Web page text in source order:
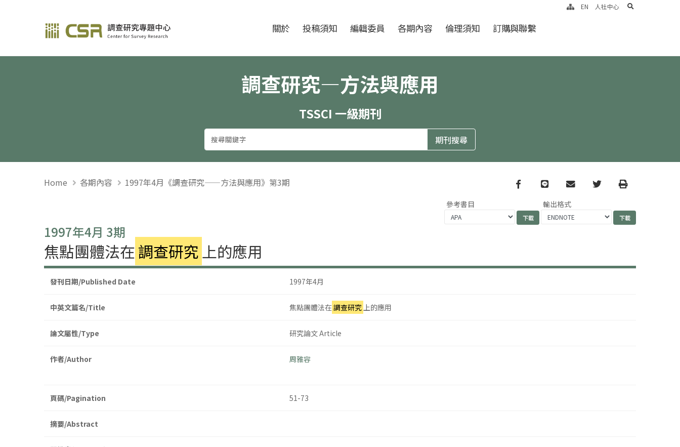
調查研究—方法與應用期刊 關於 投稿須知 編輯委員 各期內容 倫理須知 訂購與聯繫
EN 人社中心 search
調查研究—方法與應用
TSSCI 一級期刊
Home 各期內容 1997年4月《調查研究——方法與應用》第3期 Facebook
line email TwitterPrint
參考書目 輸出格式
1997年4月 3期
焦點團體法在調查研究上的應用
發刊日期/Published Date 1997年4月
中英文篇名/Title 焦點團體法在 調查研究上的應用
論文屬性/Type 研究論文 Article
作者/Author 周雅容
頁碼/Pagination 51-73
摘要/Abstract